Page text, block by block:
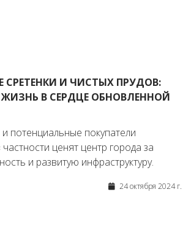
СРЕТЕНКИ И ЧИСТЫХ ПРУДОВ:
В СЕРДЦЕ ОБНОВЛЕННОЙ
потенциальные покупатели
ценят центр города за
и развитую инфраструктуру.
24 октября 2024 г.